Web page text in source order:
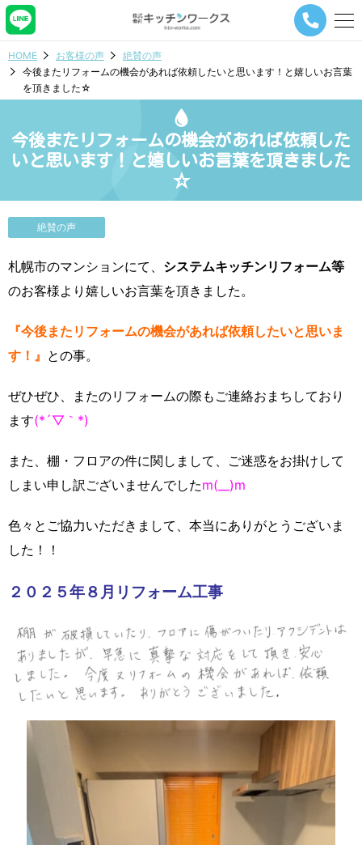
メ
ー
ビ
シ
ョ
ン
タ
HOME お客様の声
絶賛の声
今後またリフォームの機会があれば依頼したいと思います！と嬉しいお言葉
を頂きました☆
今後またリフォームの機会があれば依頼した
いと思います！と嬉しいお言葉を頂きました
☆
絶賛の声
札幌市のマンションにて、 システムキッチンリフォーム等
のお客様より嬉しいお言葉を頂きました。
『今後またリフォームの機会があれば依頼したいと思いま
す！』 との事。
ぜひぜひ、またのリフォームの際もご連絡おまちしており
ます(*´▽｀*)
また、棚・フロアの件に関しまして、ご迷惑をお掛けして
しまい申し訳ございませんでしたm(__)m
色々とご協力いただきまして、本当にありがとうございま
した！！
２０２５年８月リフォーム工事